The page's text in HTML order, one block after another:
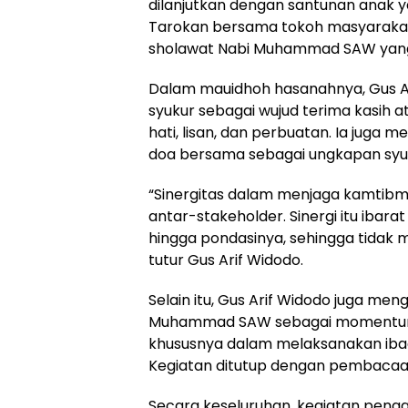
dilanjutkan dengan santunan anak
Tarokan bersama tokoh
sholawat Nabi Muhammad SAW
Dalam mauidhoh hasanahnya,
syukur sebagai wujud terima kasih
hati, lisan, dan perbuatan. Ia juga
doa bersama sebagai ungkapan
“Sinergitas dalam menjaga
antar-stakeholder. Sinergi itu
hingga pondasinya, sehingga tidak
tutur Gus Arif Widodo.
Selain itu, Gus Arif Widodo juga
Muhammad SAW sebagai
khususnya dalam melaksanakan
Kegiatan ditutup dengan